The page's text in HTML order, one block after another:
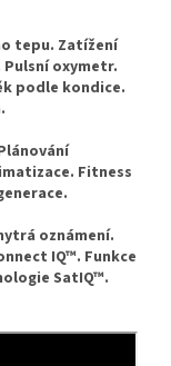
tepu. Zatížení
Pulsní oxymetr.
podle kondice.
Fitness
oznámení.
IQ™. Funkce
SatIQ™.